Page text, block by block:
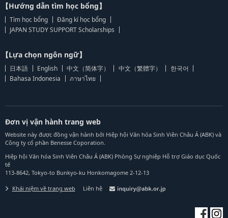
【Hướng dẫn tìm học bổng】
Tìm học bổng
Đăng kí học bổng
JAPAN STUDY SUPPORT Scholarships
【Lựa chọn ngôn ngữ】
日本語 English 中文（简体字） 中文（繁體字）
한국어
Bahasa Indonesia
ภาษาไทย
Đơn vị vận hành trang web
Website này được đồng vận hành bởi Hiệp hội Văn hóa Sinh Viên Châu Á (ABK) và
Công ty cổ phần Benesse Coporation.
Hiệp hội Văn hóa Sinh Viên Châu Á (ABK) Phòng Sự nghiệp Hỗ trợ Giáo dục Quốc
tế
113-8642, Tokyo-to Bunkyo-ku Honkomagome 2-12-13
Khái niệm về trang web Liên hệ